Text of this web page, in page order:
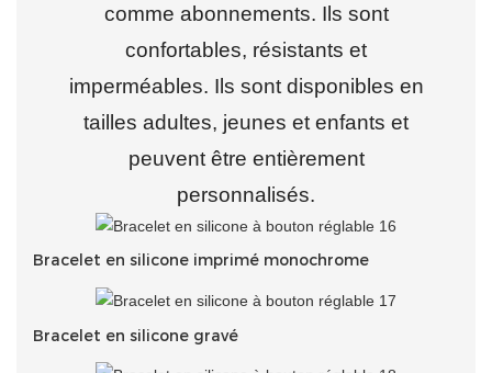
comme abonnements. Ils sont
confortables, résistants et
imperméables. Ils sont disponibles en
tailles adultes, jeunes et enfants et
peuvent être entièrement
personnalisés.
Bracelet en silicone imprimé monochrome
Bracelet en silicone gravé